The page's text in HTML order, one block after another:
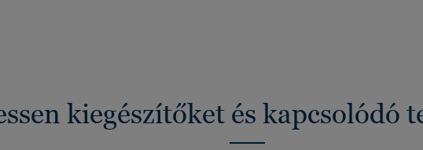
kiegészítőket és kapcsolódó